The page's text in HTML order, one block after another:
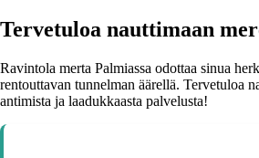
Tervetuloa nauttimaan
Ravintola merta Palmiassa odottaa sinua
rentouttavan tunnelman äärellä. Tervetuloa
antimista ja laadukkaasta palvelusta!